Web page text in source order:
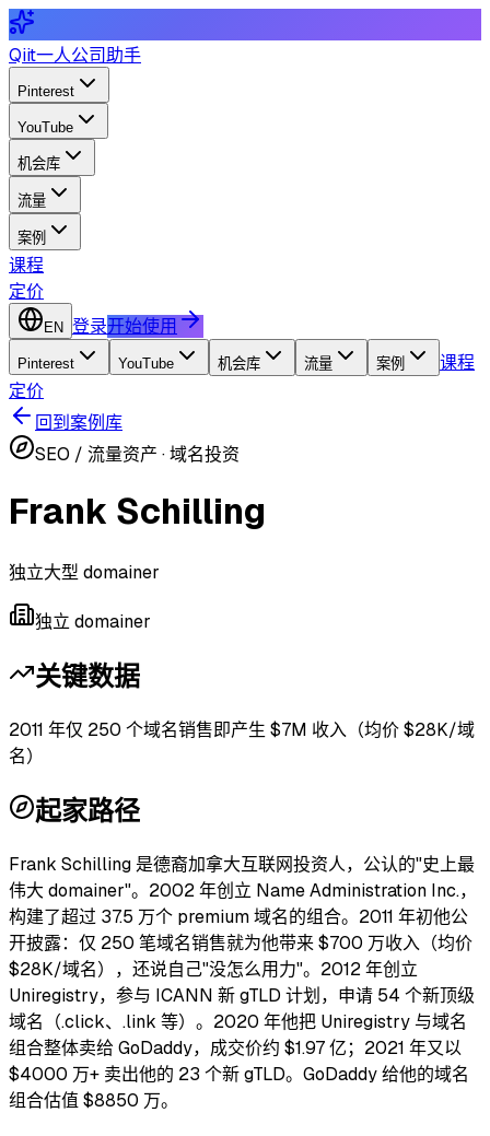
Qiit一人公司助手
Pinterest
YouTube
机会库
流量
案例
课程
定价
EN 登录开始使用
Pinterest YouTube 机会库 流量 案例
课程
定价
回到案例库
SEO / 流量资产 ·域名投资
Frank Schilling
独立大型 domainer
独立 domainer
关键数据
2011 年仅 250 个域名销售即产生 $7M 收入（均价 $28K/域
名）
起家路径
Frank Schilling 是德裔加拿大互联网投资人，公认的"史上最
伟大 domainer"。2002 年创立 Name Administration Inc.，
构建了超过 37.5 万个 premium 域名的组合。2011 年初他公
开披露：仅 250 笔域名销售就为他带来 $700 万收入（均价
$28K/域名），还说自己"没怎么用力"。2012 年创立
Uniregistry，参与 ICANN 新 gTLD 计划，申请 54 个新顶级
域名（.click、.link 等）。2020 年他把 Uniregistry 与域名
组合整体卖给 GoDaddy，成交价约 $1.97 亿；2021 年又以
$4000 万+ 卖出他的 23 个新 gTLD。GoDaddy 给他的域名
组合估值 $8850 万。